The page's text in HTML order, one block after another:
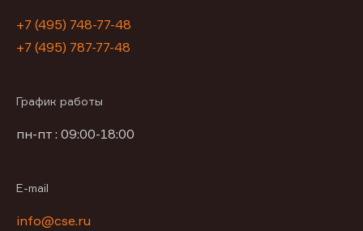
+7 (495) 748-77-48
+7 (495) 787-77-48
График работы
пн-пт : 09:00-18:00
E-mail
info@cse.ru